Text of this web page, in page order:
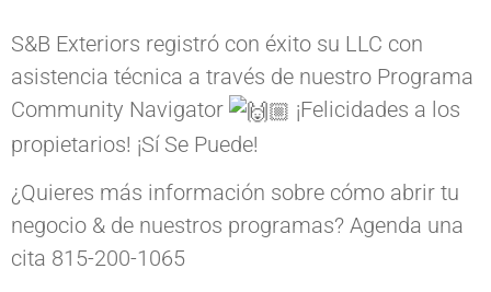
S&B Exteriors registró con éxito su LLC con
asistencia técnica a través de nuestro Programa
Community Navigator
¡Felicidades a los
propietarios! ¡Sí Se Puede!
¿Quieres más información sobre cómo abrir tu
negocio & de nuestros programas? Agenda una
cita 815-200-1065